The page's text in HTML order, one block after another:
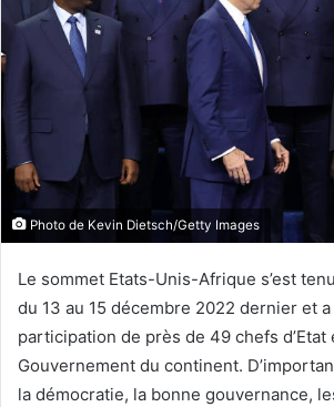
Photo de Kevin Dietsch/Getty Images
Le sommet Etats-Unis-Afrique s’est
du 13 au 15 décembre 2022 dernier et
participation de près de 49 chefs d’Etat
Gouvernement du continent.
la démocratie, la bonne gouvernance,